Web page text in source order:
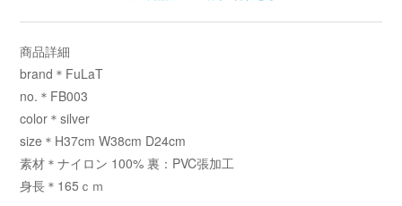
商品詳細
brand＊FuLaT
no.＊FB003
color＊silver
size＊H37cm W38cm D24cm
素材＊ナイロン 100% 裏：PVC張加工
身長＊165ｃｍ